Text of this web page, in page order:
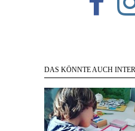
DAS KÖNNTE AUCH